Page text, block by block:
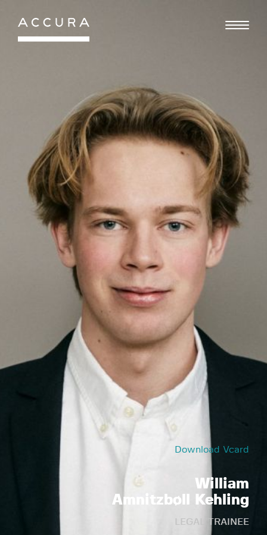
Gå
indhold
Download Vcard
William
Amnitzbøll Kehling
LEGAL TRAINEE